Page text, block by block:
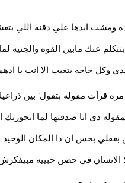
ومشت ايدها علي دقنه اللي
عنك مابين القوه والحِنيه
وكل حاجه بتغيب الا انت يا
قرأت مقوله بتقول' بين
دي انا صدقتها لما اتجوزتك
بحس ان دا المكان الوحيد
في حضن حبييه مبيفكرش